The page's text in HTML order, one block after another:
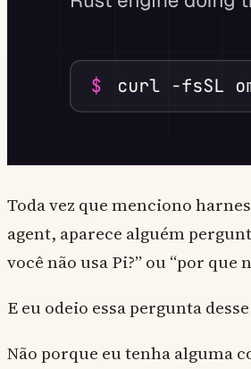
Toda vez que menciono
agent, aparece alguém
você não usa Pi?” ou “por que
E eu odeio essa pergunta
Não porque eu tenha alguma